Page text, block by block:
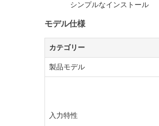
シンプルなインストール
モデル仕様
カテゴリー
製品モデル
入力特性